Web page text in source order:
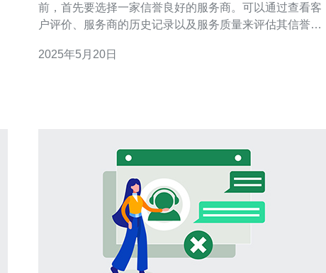
前，首先要选择一家信誉良好的服务商。可以通过查看客
户评价、服务商的历史记录以及服务质量来评估其信誉。
网站的流量、存储空间、带宽等因素，选择适合自己需求
2025年5月20日